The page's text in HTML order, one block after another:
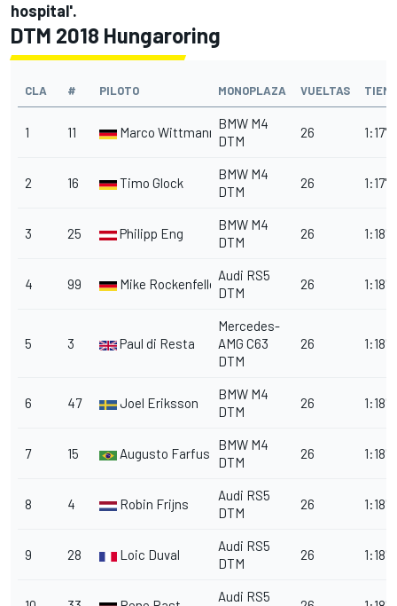
hospital'.
DTM 2018 Hungaroring
CLA # PILOTO MONOPLAZA VUELTAS
1 11 Marco Wittmann
BMW M4
DTM
26
2 16 Timo Glock
BMW M4
DTM
26
3 25 Philipp Eng
BMW M4
DTM
26
4 99 Mike Rockenfeller
Audi RS5
DTM
26
5 3 Paul di Resta
Mercedes-
AMG C63
DTM
26
6 47 Joel Eriksson
BMW M4
DTM
26
7 15 Augusto Farfus
BMW M4
DTM
26
8 4 Robin Frijns
Audi RS5
DTM
26
9 28 Loic Duval
Audi RS5
DTM
26
Audi RS5